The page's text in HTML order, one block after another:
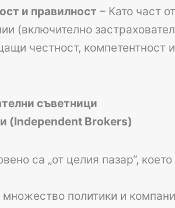
и правилност – Като част
(включително
честност, компетентност
съветници
(Independent Brokers)
са „от целия пазар“,
множество политики и